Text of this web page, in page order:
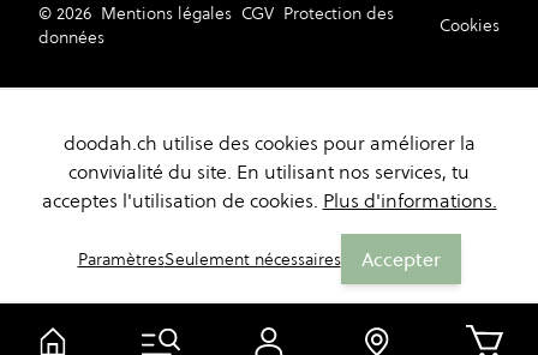
Panier
© 2026 Mentions légales CGV Protection des
données
Cookies
doodah.ch utilise des cookies pour améliorer la
convivialité du site. En utilisant nos services, tu
acceptes l'utilisation de cookies. Plus d'informations.
ParamètresSeulement nécessaires Accepter